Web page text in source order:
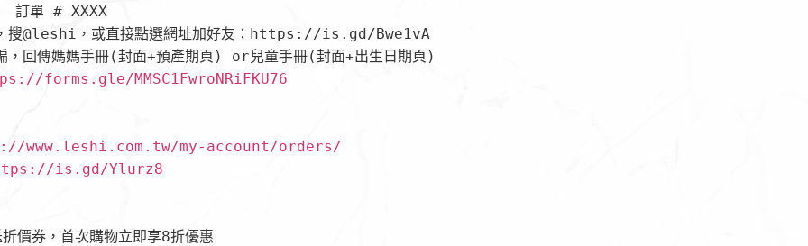
訂單 # XXXX
搜@leshi，或直接點選網址加好友：https://is.gd/Bwe1vA
回傳媽媽手冊(封面+預產期頁) or兒童手冊(封面+出生日期頁)
forms.gle/MMSC1FwroNRiFKU76
www.leshi.com.tw/my-account/orders/
is.gd/Ylurz8
價券，首次購物立即享8折優惠